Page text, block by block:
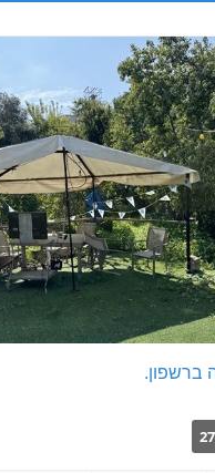
ברשפון.